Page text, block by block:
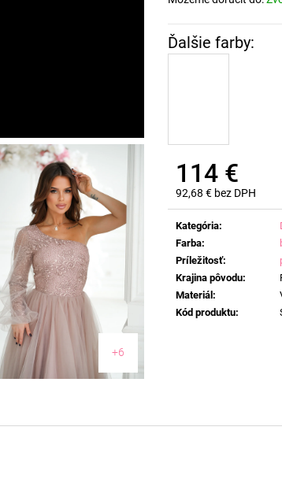
114 €
92,68 € bez DPH
Jednotková
cena:
Kategória:
Farba:
Príležitosť:
Krajina pôvodu:
Materiál:
Kód produktu:
+6